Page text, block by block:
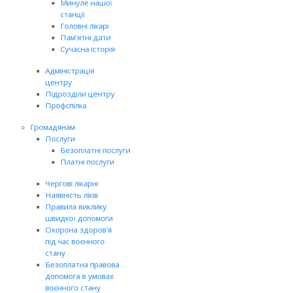
Минуле нашої
станції
Головні лікарі
Пам’ятні дати
Сучасна історія
Адміністрація
центру
Підрозділи центру
Профспілка
Громадянам
Послуги
Безоплатні послуги
Платні послуги
Чергові лікарні
Наявність ліків
Правила виклику
швидкої допомоги
Охорона здоров'я
під час воєнного
стану
Безоплатна правова
допомога в умовах
воєнного стану